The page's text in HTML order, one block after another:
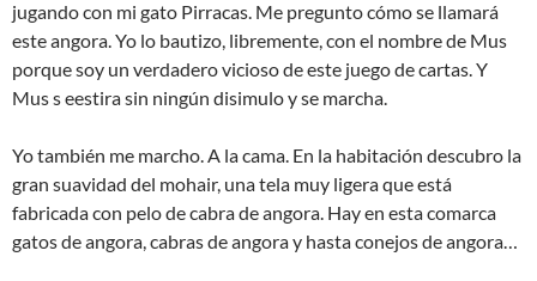
jugando con mi gato Pirracas. Me pregunto cómo se llamará
este angora. Yo lo bautizo, libremente, con el nombre de Mus
porque soy un verdadero vicioso de este juego de cartas. Y
Mus s eestira sin ningún disimulo y se marcha.
Yo también me marcho. A la cama. En la habitación descubro la
gran suavidad del mohair, una tela muy ligera que está
fabricada con pelo de cabra de angora. Hay en esta comarca
gatos de angora, cabras de angora y hasta conejos de angora…